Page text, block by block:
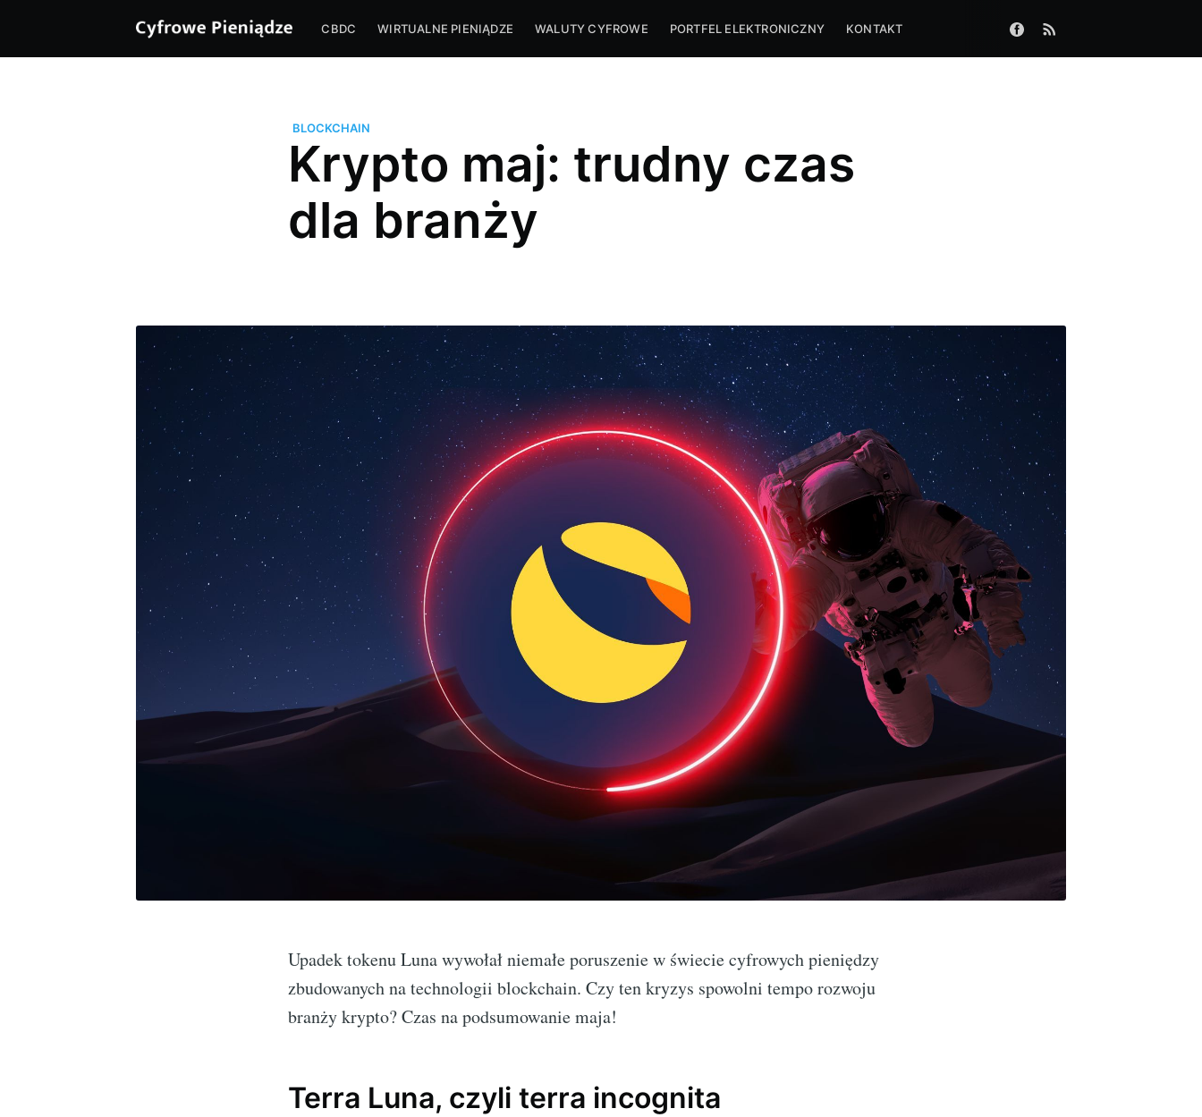
CBDC WIRTUALNE PIENIĄDZE WALUTY CYFROWE PORTFEL ELEKTRONICZNY KONTAKT
BLOCKCHAIN
Krypto maj: trudny czas
dla branży
Upadek tokenu Luna wywołał niemałe poruszenie w świecie cyfrowych pieniędzy
zbudowanych na technologii blockchain. Czy ten kryzys spowolni tempo rozwoju
branży krypto? Czas na podsumowanie maja!
Terra Luna, czyli terra incognita